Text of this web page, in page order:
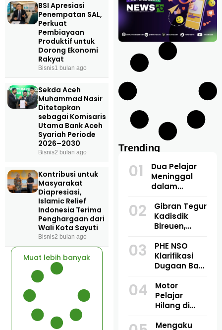
BSI Apresiasi
Penempatan SAL,
Perkuat
Pembiayaan
Produktif untuk
Dorong Ekonomi
Rakyat
Bisnis1 bulan ago
Sekda Aceh
Muhammad Nasir
Ditetapkan
sebagai Komisaris
Utama Bank Aceh
Syariah Periode
2026–2030
Bisnis2 bulan ago
Kontribusi untuk
Masyarakat
Diapresiasi,
Islamic Relief
Indonesia Terima
Penghargaan dari
Wali Kota Sayuti
Bisnis2 bulan ago
Muat lebih banyak
Trending
01
Dua Pelajar
Meninggal
dalam
Maut di
Lhoksukon,
Motor
Saat
Mendahului
02
Gibran Tegur
Kadisdik
Bireuen,
Buku Dipakai
3 Siswa di
SDN 7
Bireuen:
“Enggak
Boleh!”
03
PHE NSO
Klarifikasi
Dugaan Bau
Blang
Panyang:
Bukan
Fasilitas
04
Motor
Pelajar
Hilang di
Lhokseuma
Mengaku